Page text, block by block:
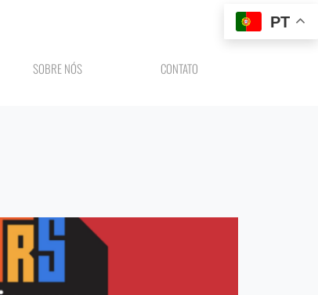
SOBRE NÓS CONTATO
PT